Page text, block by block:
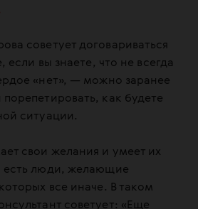
советует договариваться
если вы знаете, что не всегда
«нет», — можно заранее
как будете
ситуации.
свои желания и умеет их
есть люди, желающие
все иначе. В таком
советует: «Еще